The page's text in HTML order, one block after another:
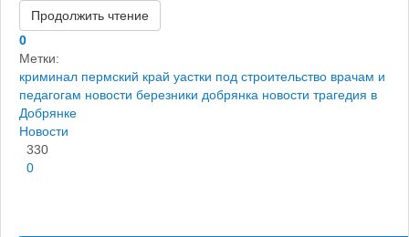
Продолжить чтение
0
Метки:
криминал пермский край уастки под строительство врачам и
педагогам новости березники добрянка новости трагедия в
Добрянке
Новости
330
0